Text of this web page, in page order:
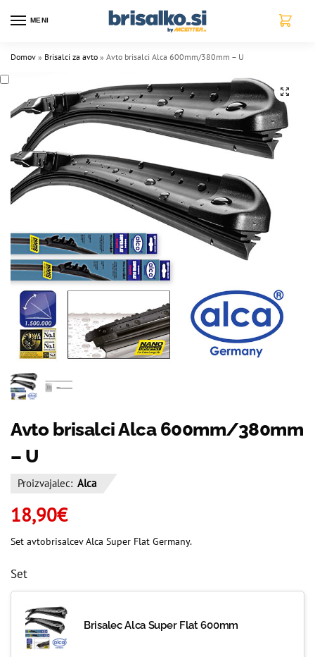
MENI
Domov » Brisalci za avto » Avto brisalci Alca 600mm/380mm – U
Avto brisalci Alca 600mm/380mm
– U
Proizvajalec: Alca
18,90€
Set avtobrisalcev Alca Super Flat Germany.
Set
Brisalec Alca Super Flat 600mm